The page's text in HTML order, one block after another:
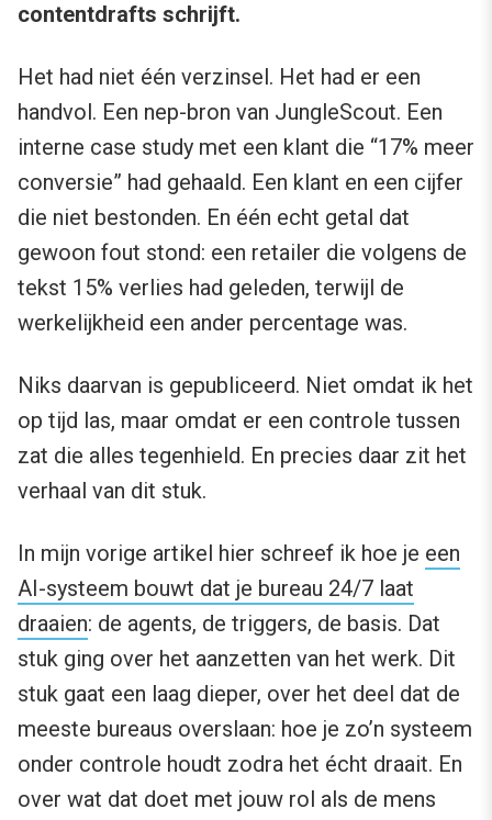
contentdrafts schrijft.
Het had niet één verzinsel. Het had er een
handvol. Een nep-bron van JungleScout. Een
interne case study met een klant die “17% meer
conversie” had gehaald. Een klant en een cijfer
die niet bestonden. En één echt getal dat
gewoon fout stond: een retailer die volgens de
tekst 15% verlies had geleden, terwijl de
werkelijkheid een ander percentage was.
Niks daarvan is gepubliceerd. Niet omdat ik het
op tijd las, maar omdat er een controle tussen
zat die alles tegenhield. En precies daar zit het
verhaal van dit stuk.
In mijn vorige artikel hier schreef ik hoe je een
AI-systeem bouwt dat je bureau 24/7 laat
draaien: de agents, de triggers, de basis. Dat
stuk ging over het aanzetten van het werk. Dit
stuk gaat een laag dieper, over het deel dat de
meeste bureaus overslaan: hoe je zo’n systeem
onder controle houdt zodra het écht draait. En
over wat dat doet met jouw rol als de mens